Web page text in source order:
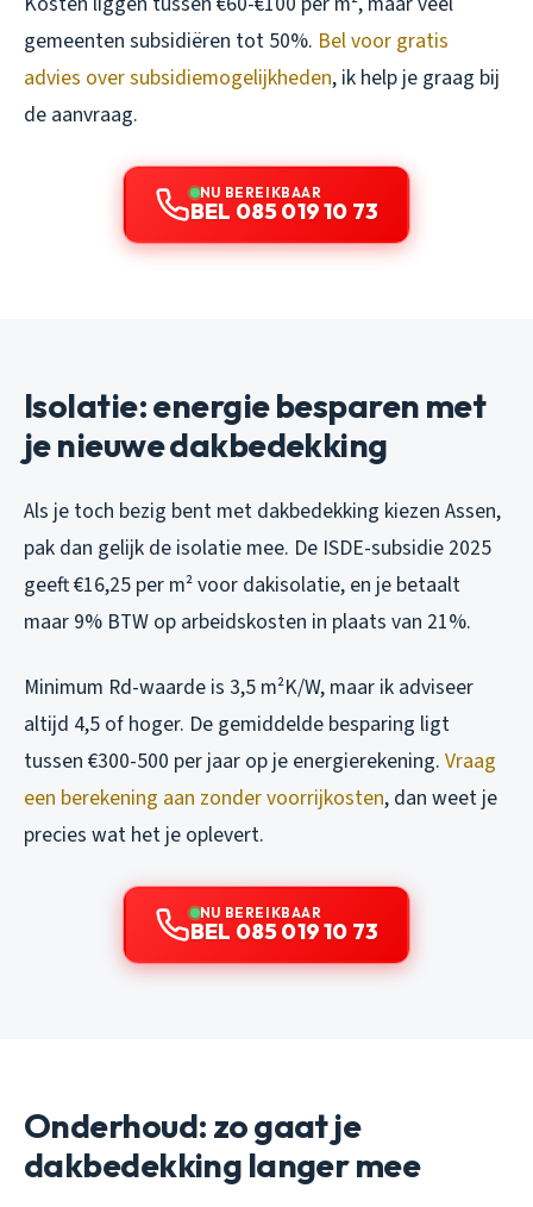
gemeenten subsidiëren tot 50%. Bel voor gratis
advies over subsidiemogelijkheden, ik help je graag bij
de aanvraag.
NU BEREIKBAAR
BEL 085 019 10 73
Isolatie: energie besparen met
je nieuwe dakbedekking
Als je toch bezig bent met dakbedekking kiezen Assen,
pak dan gelijk de isolatie mee. De ISDE-subsidie 2025
geeft €16,25 per m² voor dakisolatie, en je betaalt
maar 9% BTW op arbeidskosten in plaats van 21%.
Minimum Rd-waarde is 3,5 m²K/W, maar ik adviseer
altijd 4,5 of hoger. De gemiddelde besparing ligt
tussen €300-500 per jaar op je energierekening. Vraag
een berekening aan zonder voorrijkosten, dan weet je
precies wat het je oplevert.
NU BEREIKBAAR
BEL 085 019 10 73
Onderhoud: zo gaat je
dakbedekking langer mee